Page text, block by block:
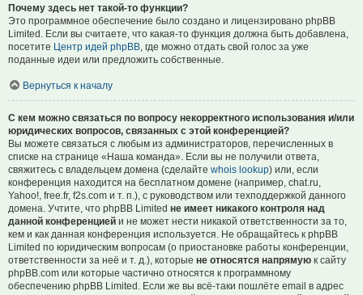
Почему здесь нет такой-то функции?
Это программное обеспечение было создано и лицензировано phpBB
Limited. Если вы считаете, что какая-то функция должна быть добавлена,
посетите Центр идей phpBB , где можно отдать свой голос за уже
поданные идеи или предложить собственные.
Вернуться к началу
С кем можно связаться по вопросу некорректного использования и/или
юридических вопросов, связанных с этой конференцией?
Вы можете связаться с любым из администраторов, перечисленных в
списке на странице «Наша команда». Если вы не получили ответа,
свяжитесь с владельцем домена (сделайте whois lookup) или, если
конференция находится на бесплатном домене (например, chat.ru,
Yahoo!, free.fr, f2s.com и т. п.), с руководством или техподдержкой данного
домена. Учтите, что phpBB Limited не имеет никакого контроля над
данной конференцией и не может нести никакой ответственности за то,
кем и как данная конференция используется. Не обращайтесь к phpBB
Limited по юридическим вопросам (о приостановке работы конференции,
ответственности за неё и т. д.), которые не относятся напрямую к сайту
phpBB.com или которые частично относятся к программному
обеспечению phpBB Limited. Если же вы всё-таки пошлёте email в адрес